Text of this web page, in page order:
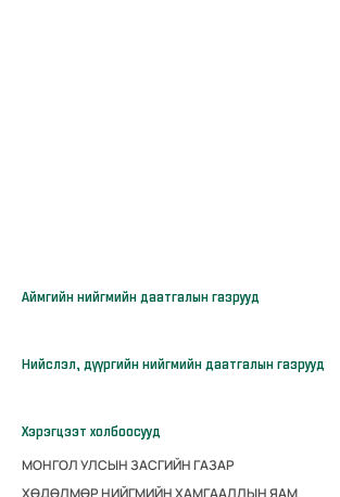
Аймгийн нийгмийн даатгалын газрууд
Нийслэл, дүүргийн нийгмийн даатгалын газрууд
Хэрэгцээт холбоосууд
МОНГОЛ УЛСЫН ЗАСГИЙН ГАЗАР
ХӨДӨЛМӨР НИЙГМИЙН ХАМГААЛЛЫН ЯАМ